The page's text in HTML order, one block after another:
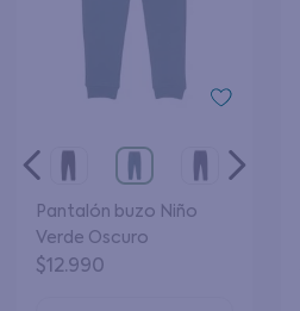
Pantalón buzo Niño
Verde Oscuro
$12.990